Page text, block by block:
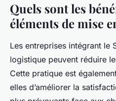
Quels sont les
éléments de mise
Les entreprises intégrant le
logistique peuvent réduire
Cette pratique est
elles d’améliorer la